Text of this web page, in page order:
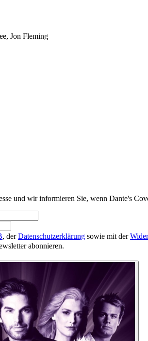
Jon Fleming
und wir informieren Sie, wenn Dante's
, derDatenschutzerklärung sowie mit der
abonnieren.